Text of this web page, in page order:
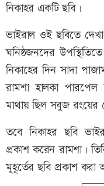
নিকাহর একটি ছবি।
ভাইরাল ওই ছবিতে
ঘনিষ্ঠজনদের
নিকাহের দিন সাদা
রামশা হালকা
মাথায় ছিল সবুজ রংয়ের
তবে নিকাহর ছবি
প্রকাশ করেন রামশা।
মুহূর্তের ছবি প্রকাশ করা